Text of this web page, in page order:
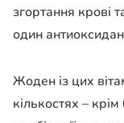
згортання крові
один
Жоден із цих
кількостях – крім